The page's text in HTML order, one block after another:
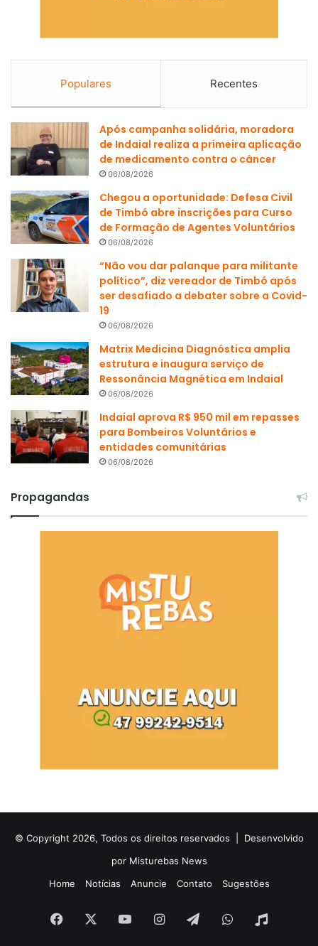
Populares Recentes
Após campanha solidária, moradora
de Indaial realiza a primeira aplicação
de medicamento contra o câncer
06/08/2026
Chegou a oportunidade: Defesa Civil
de Timbó abre inscrições para Curso
de Formação de Agentes Voluntários
06/08/2026
“Não vou dar palanque para militante
político”, diz vereador de Timbó após
ser desafiado a debater sobre a Covid-
19
06/08/2026
Matrix Medicina Diagnóstica amplia
estrutura e inaugura serviço de
Ressonância Magnética em Indaial
06/08/2026
Indaial aprova R$ 950 mil em repasses
para Bombeiros Voluntários e
entidades comunitárias
06/08/2026
Propagandas
© Copyright 2026, Todos os direitos reservados | Desenvolvido
por Misturebas News
Home
Notícias Anuncie Contato Sugestões
Facebook YouTubeInstagramTelegramWhatsApp
Rádio